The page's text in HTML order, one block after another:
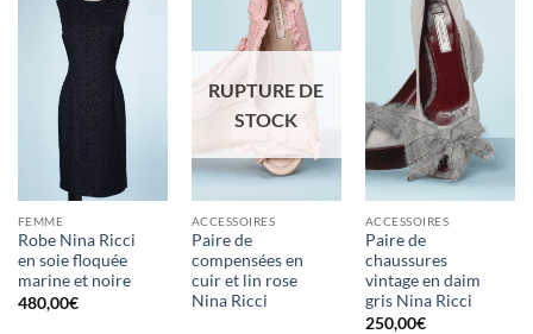
Ajouter
à la liste
d'envies
FEMME
Robe Nina Ricci
en soie floquée
marine et noire
480,00€
Ajouter
à la liste
d'envies
RUPTURE DE
STOCK
ACCESSOIRES
Paire de
compensées en
cuir et lin rose
Nina Ricci
Ajouter
à la liste
d'envies
ACCESSOIRES
Paire de
chaussures
vintage en daim
gris Nina Ricci
250,00€